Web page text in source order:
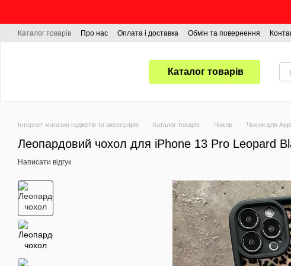
Каталог товарів Про нас Оплата і доставка Обмін та повернення
Каталог товарів
Інтернет магазин гаджетів та аксесуарів Каталог товарів Чохли Чохли для
Леопардовий чохол для iPhone 13 Pro Leopard
Написати відгук